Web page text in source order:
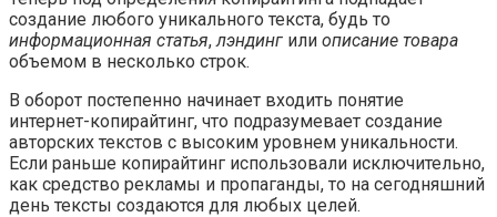
создание любого уникального текста, будь то
информационная статья,лэндинг или описание товара
объемом в несколько строк.
В оборот постепенно начинает входить понятие
интернет-копирайтинг, что подразумевает создание
авторских текстов с высоким уровнем уникальности.
Если раньше копирайтинг использовали исключительно,
как средство рекламы и пропаганды, то на сегодняшний
день тексты создаются для любых целей.